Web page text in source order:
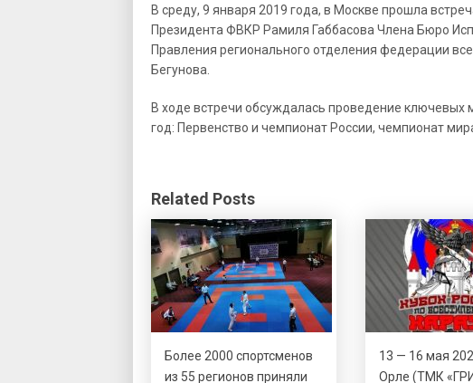
В среду, 9 января 2019 года, в Моcкве прошла
Президента ФВКР Рамиля Габбасова Члена Бюро
Правления регионального отделения федерации
Бегунова.
В ходе встречи обсуждалась проведение ключевых
год: Первенство и чемпионат России, чемпионат
Related Posts
Более 2000 спортсменов
из 55 регионов приняли
13 — 16 мая
Орле (ТМК